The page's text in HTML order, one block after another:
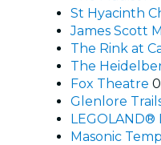
St Hyacinth
James Scott
The Rink at
The
Fox Theatre
Glenlore
LEGOLAND®
Masonic